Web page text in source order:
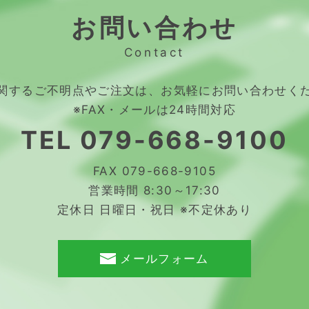
お問い合わせ
Contact
するご不明点やご注文は、 お気軽にお問い合わせく
※FAX・メールは24時間対応
TEL079-668-9100
FAX 079-668-9105
営業時間 8:30～17:30
定休日 日曜日・祝日 ※不定休あり
メールフォーム